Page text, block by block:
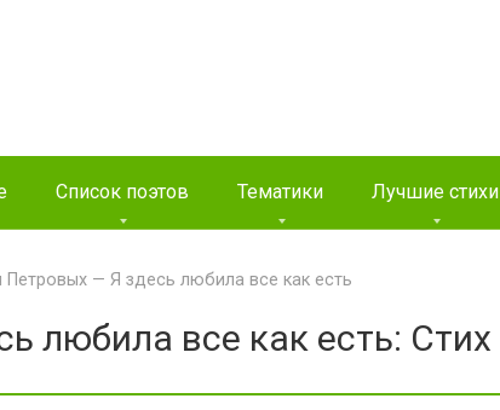
Список поэтов Тематики Лучшие стихи
Петровых — Я здесь любила все как есть
любила все как есть: Стих